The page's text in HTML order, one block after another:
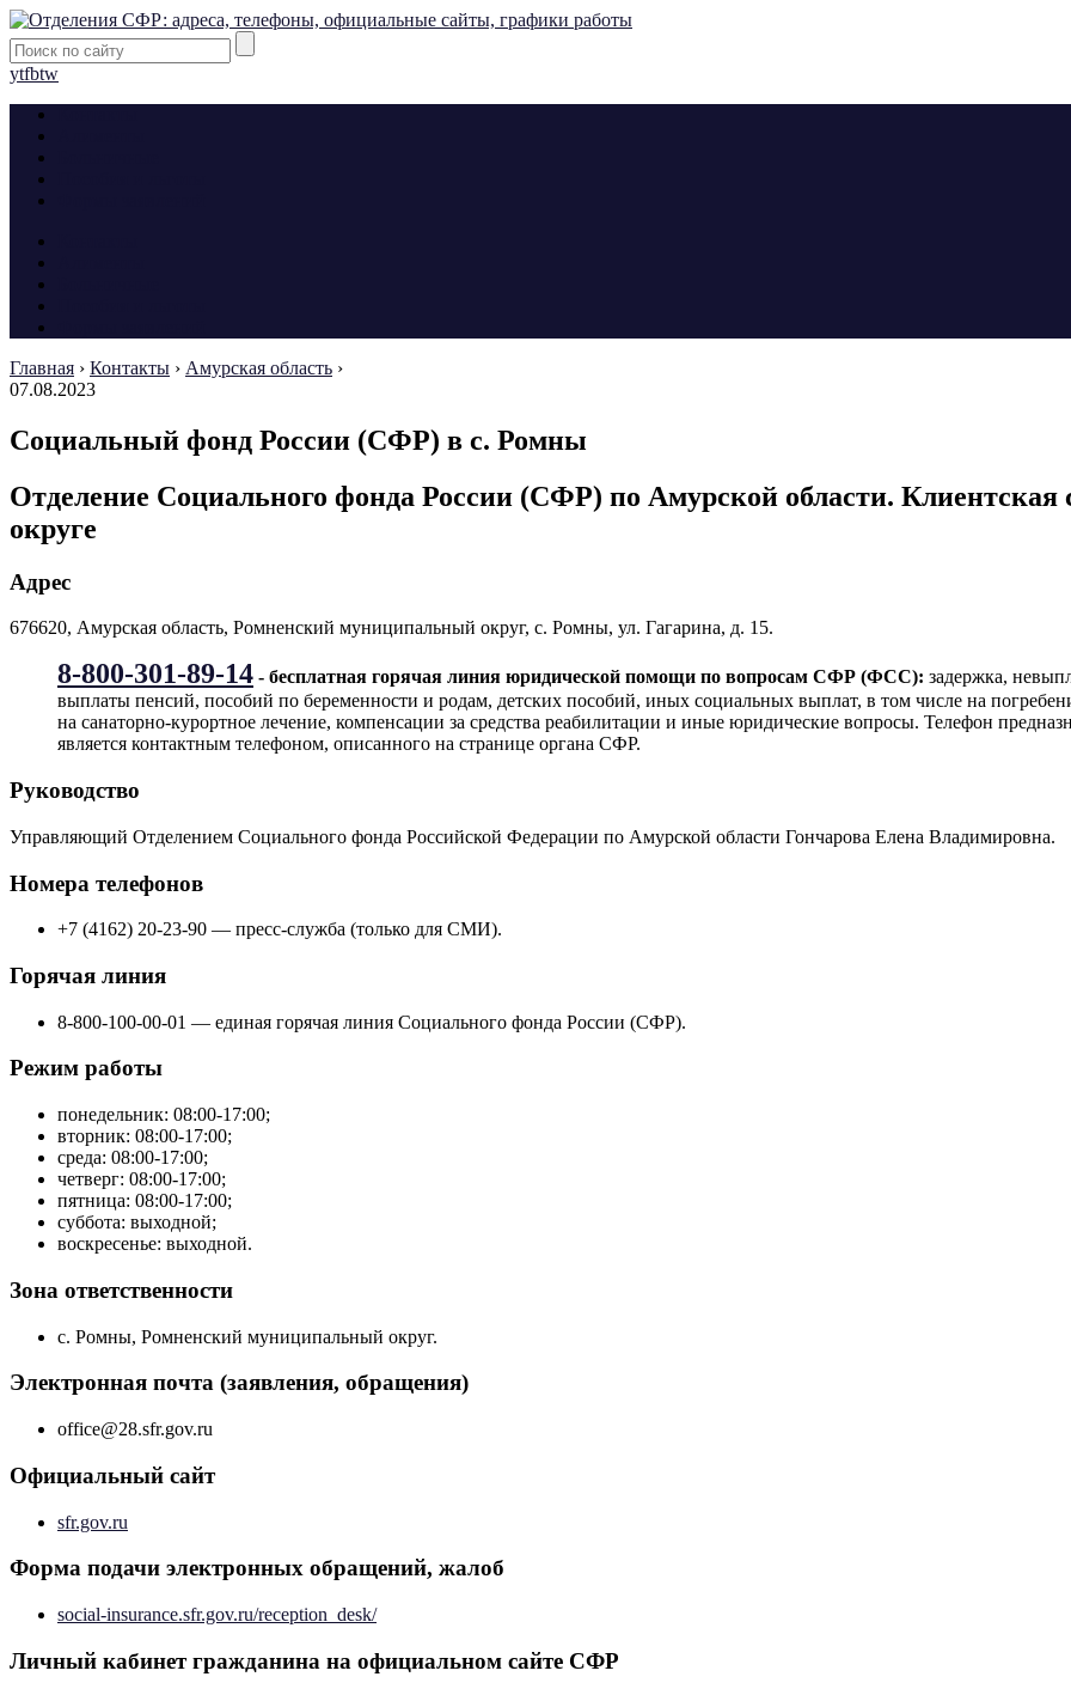
ytfbtw
Главная › Контакты › Амурская область ›
07.08.2023
Социальный фонд России (СФР) в с. Ромны
Отделение Социального фонда России (СФР) по Амурской области.
округе
Адрес
676620, Амурская область, Ромненский муниципальный округ, с. Ромны, ул. Гагарина, д. 15.
8-800-301-89-14 - бесплатная горячая линия юридической помощи по вопросам CФР (ФСС): задержка,
выплаты пенсий, пособий по беременности и родам, детских пособий, иных социальных выплат, в том числе на
на санаторно-курортное лечение, компенсации за средства реабилитации и иные юридические вопросы. Телефон
является контактным телефоном, описанного на странице органа СФР.
Руководство
Управляющий Отделением Социального фонда Российской Федерации по Амурской области Гончарова Елена Владимировна.
Номера телефонов
+7 (4162) 20-23-90 — пресс-служба (только для СМИ).
Горячая линия
8-800-100-00-01 — единая горячая линия Социального фонда России (СФР).
Режим работы
понедельник: 08:00-17:00;
вторник: 08:00-17:00;
среда: 08:00-17:00;
четверг: 08:00-17:00;
пятница: 08:00-17:00;
суббота: выходной;
воскресенье: выходной.
Зона ответственности
с. Ромны, Ромненский муниципальный округ.
Электронная почта (заявления, обращения)
office@28.sfr.gov.ru
Официальный сайт
sfr.gov.ru
Форма подачи электронных обращений, жалоб
social-insurance.sfr.gov.ru/reception_desk/
Личный кабинет гражданина на официальном сайте СФР